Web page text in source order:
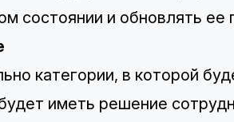
состоянии и обновлять
категории, в которой
иметь решение